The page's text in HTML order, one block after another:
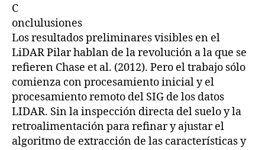
C
onclulusiones
Los resultados preliminares visibles en el
LiDAR Pilar hablan de la revolución a la que se
refieren Chase et al. (2012). Pero el trabajo sólo
comienza con procesamiento inicial y el
procesamiento remoto del SIG de los datos
LIDAR. Sin la inspección directa del suelo y la
retroalimentación para refinar y ajustar el
algoritmo de extracción de las características y